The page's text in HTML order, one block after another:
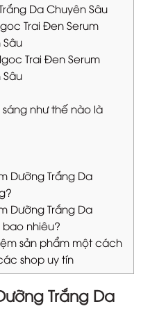
Da Chuyên Sâu
Trai Đen Serum
Trai Đen Serum
như thế nào là
Dưỡng Trắng Da
Dưỡng Trắng Da
nhiêu?
sản phẩm một cách
shop uy tín
Trắng Da